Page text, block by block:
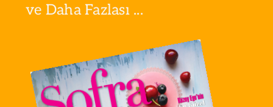
ve Daha Fazlası ...